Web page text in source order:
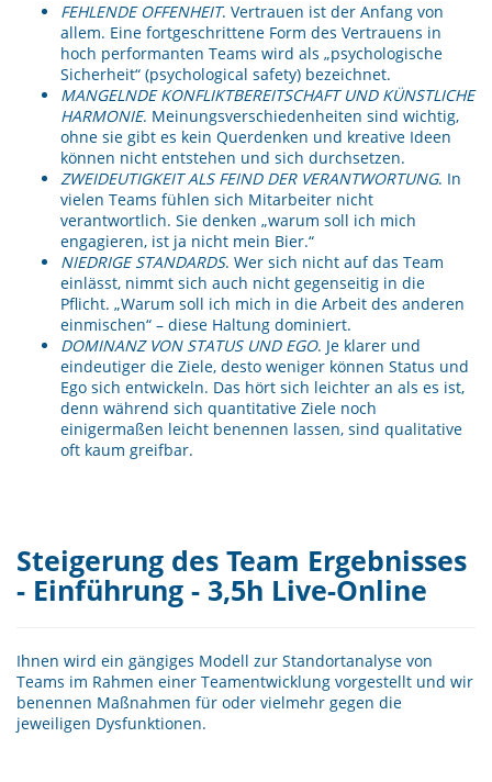
FEHLENDE OFFENHEIT. Vertrauen ist der Anfang von
allem. Eine fortgeschrittene Form des Vertrauens in
hoch performanten Teams wird als „psychologische
Sicherheit“ (psychological safety) bezeichnet.
MANGELNDE KONFLIKTBEREITSCHAFT UND KÜNSTLICHE
HARMONIE. Meinungsverschiedenheiten sind wichtig,
ohne sie gibt es kein Querdenken und kreative Ideen
können nicht entstehen und sich durchsetzen.
ZWEIDEUTIGKEIT ALS FEIND DER VERANTWORTUNG. In
vielen Teams fühlen sich Mitarbeiter nicht
verantwortlich. Sie denken „warum soll ich mich
engagieren, ist ja nicht mein Bier.“
NIEDRIGE STANDARDS. Wer sich nicht auf das Team
einlässt, nimmt sich auch nicht gegenseitig in die
Pflicht. „Warum soll ich mich in die Arbeit des anderen
einmischen“ – diese Haltung dominiert.
DOMINANZ VON STATUS UND EGO. Je klarer und
eindeutiger die Ziele, desto weniger können Status und
Ego sich entwickeln. Das hört sich leichter an als es ist,
denn während sich quantitative Ziele noch
einigermaßen leicht benennen lassen, sind qualitative
oft kaum greifbar.
Steigerung des Team Ergebnisses
- Einführung - 3,5h Live-Online
Ihnen wird ein gängiges Modell zur Standortanalyse von
Teams im Rahmen einer Teamentwicklung vorgestellt und wir
benennen Maßnahmen für oder vielmehr gegen die
jeweiligen Dysfunktionen.